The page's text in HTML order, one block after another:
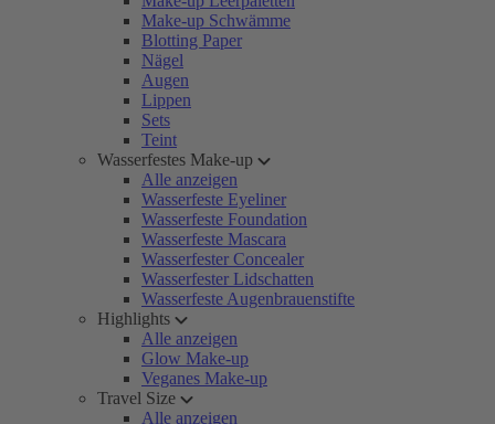
Make-up Schwämme
Blotting Paper
Nägel
Augen
Lippen
Sets
Teint
Wasserfestes Make-up
Alle anzeigen
Wasserfeste Eyeliner
Wasserfeste Foundation
Wasserfeste Mascara
Wasserfester Concealer
Wasserfester Lidschatten
Wasserfeste Augenbrauenstifte
Highlights
Alle anzeigen
Glow Make-up
Veganes Make-up
Travel Size
Alle anzeigen